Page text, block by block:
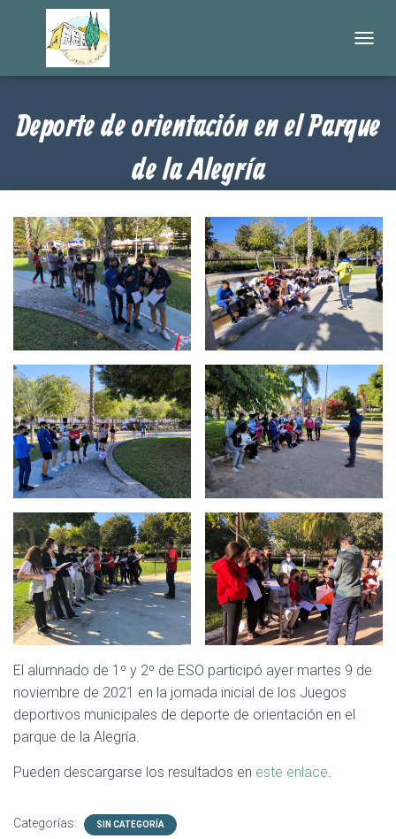
I
A
O
D
E
N
A
V
G
A
I
Ó
N
Deporte de orientación en el Parque
de la Alegría
DPTO. Orientación
El alumnado de 1º y 2º de ESO participó ayer martes 9 de
noviembre de 2021 en la jornada inicial de los Juegos
deportivos municipales de deporte de orientación en el
parque de la Alegría.
Pueden descargarse los resultados en este enlace.
Categorías: SIN CATEGORÍA